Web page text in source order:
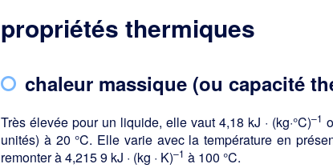
propriétés thermiques
chaleur massique (ou capacité
Très élevée pour un liquide, elle vaut 4,18 kJ · (kg·°C)–1
unités) à 20 °C. Elle varie avec la température en
remonter à 4,215 9 kJ · (kg · K)–1 à 100 °C.